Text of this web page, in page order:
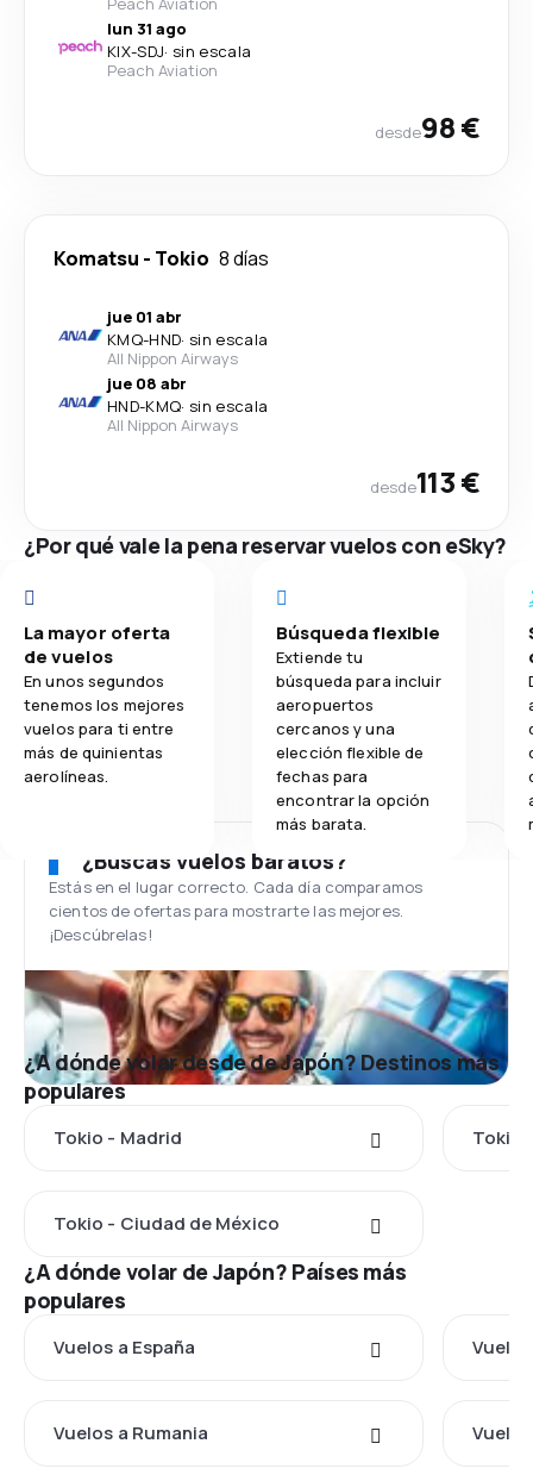
lun 31 ago
KIX-SDJ· sin escala
Peach Aviation
desde98 €
Komatsu - Tokio 8 días
jue 01 abr
KMQ-HND· sin escala
All Nippon Airways
jue 08 abr
HND-KMQ· sin escala
All Nippon Airways
desde113 €
¿Por qué vale la pena reservar vuelos con eSky?
La mayor oferta
de vuelos
En unos segundos
tenemos los mejores
vuelos para ti entre
más de quinientas
aerolíneas.
Búsqueda flexible
Extiende tu
búsqueda para incluir
aeropuertos
cercanos y una
elección flexible de
fechas para
encontrar la opción
más barata.
¿Buscas vuelos baratos?
Estás en el lugar correcto. Cada día comparamos
cientos de ofertas para mostrarte las mejores.
¡Descúbrelas!
¿A dónde volar desde de Japón? Destinos más
populares
Tokio - Madrid Tokio
Tokio - Ciudad de México
¿A dónde volar de Japón? Países más
populares
Vuelos a España
Vuelos a Rumania